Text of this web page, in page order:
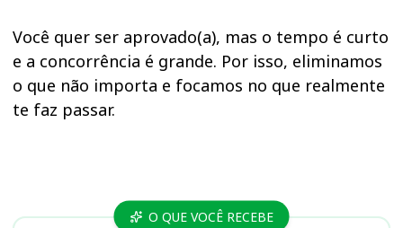
Você quer ser aprovado(a), mas o tempo é curto
e a concorrência é grande. Por isso, eliminamos
o que não importa e focamos no que realmente
te faz passar.
Cursos EPAGRI (SC)
O QUE VOCÊ RECEBE